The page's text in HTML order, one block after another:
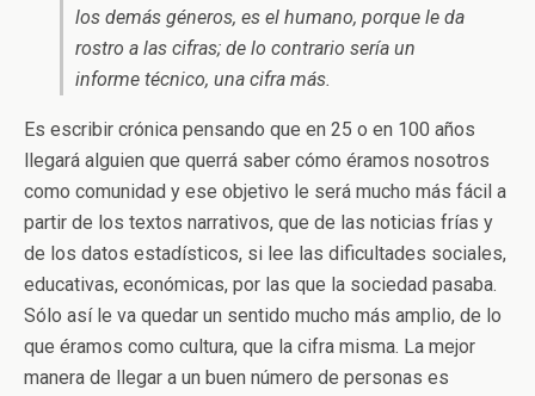
los demás géneros, es el humano, porque le da
rostro a las cifras; de lo contrario sería un
informe técnico, una cifra más.
Es escribir crónica pensando que en 25 o en 100 años
llegará alguien que querrá saber cómo éramos nosotros
como comunidad y ese objetivo le será mucho más fácil a
partir de los textos narrativos, que de las noticias frías y
de los datos estadísticos, si lee las dificultades sociales,
educativas, económicas, por las que la sociedad pasaba.
Sólo así le va quedar un sentido mucho más amplio, de lo
que éramos como cultura, que la cifra misma. La mejor
manera de llegar a un buen número de personas es